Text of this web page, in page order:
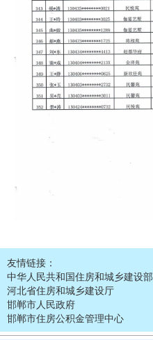
友情链接：
中华人民共和国住房和城乡建设部
河北省住房和城乡建设厅
邯郸市人民政府
邯郸市住房公积金管理中心